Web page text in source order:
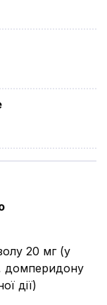
20 мг (у
домперидону
дії)